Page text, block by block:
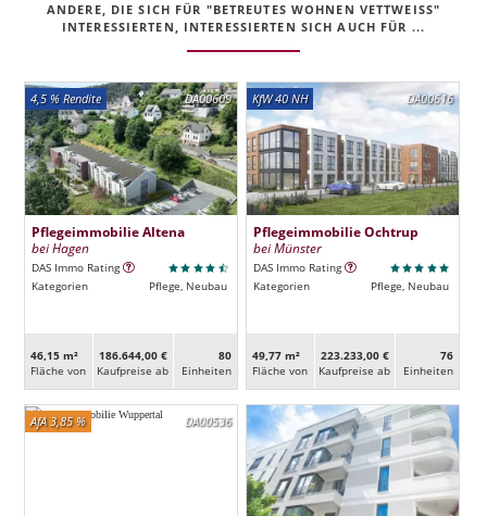
ANDERE, DIE SICH FÜR "BETREUTES WOHNEN VETTWEISS" I
NTERESSIERTEN, INTERESSIERTEN SICH AUCH FÜR ...
DA00609
4,5 % Rendite
Pflegeimmobilie Altena
bei Hagen
DAS Immo Rating
Kategorien
Pflege, Neubau
46,15 m²
Fläche von
186.644,00 €
Kaufpreise ab
80
Ein­heiten
DA00616
KfW 40 NH
Pflegeimmobilie Ochtrup
bei Münster
DAS Immo Rating
Kategorien
Pflege, Neubau
49,77 m²
Fläche von
223.233,00 €
Kaufpreise ab
76
Ein­heiten
DA00536
AfA 3,85 %